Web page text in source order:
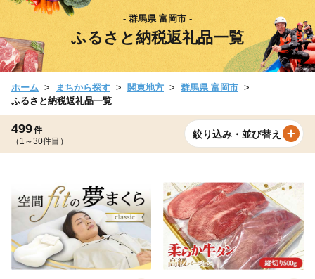
- 群馬県 富岡市 -
ふるさと納税返礼品一覧
ホーム まちから探す 関東地方
群馬県 富岡市
ふるさと納税返礼品一覧
499件
（1～30件目）
絞り込み・並び替え